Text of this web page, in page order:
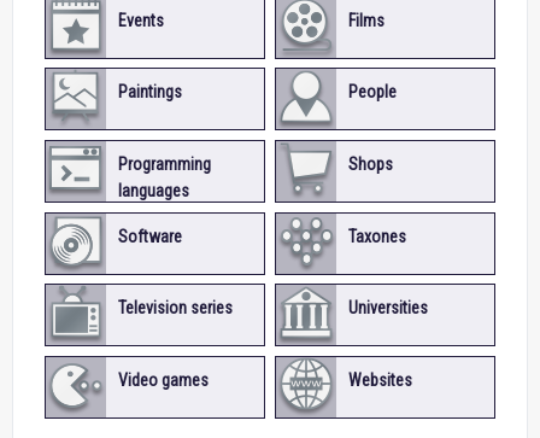
Events Films
Paintings People
Programming
languages
Shops
Software Taxones
Television series Universities
Video games Websites